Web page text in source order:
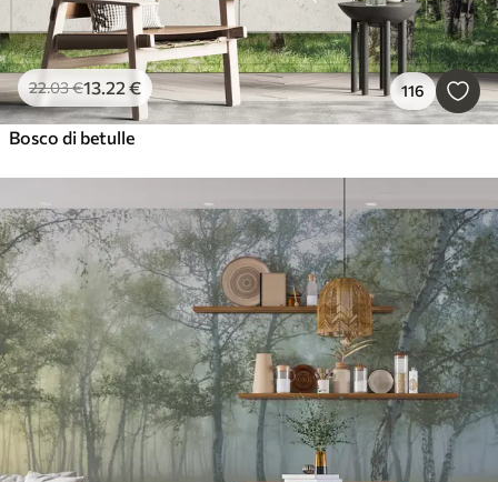
22.03€13.22 € 116
Bosco di betulle